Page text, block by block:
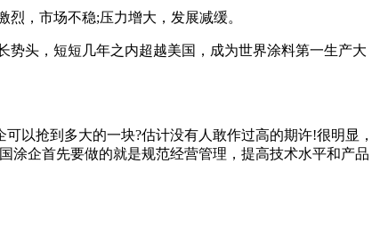
，市场不稳;压力增大，发展减缓。
头，短短几年之内超越美国，成为世界涂料第一生产大
以抢到多大的一块?估计没有人敢作过高的期许!很明显，
涂企首先要做的就是规范经营管理，提高技术水平和产品